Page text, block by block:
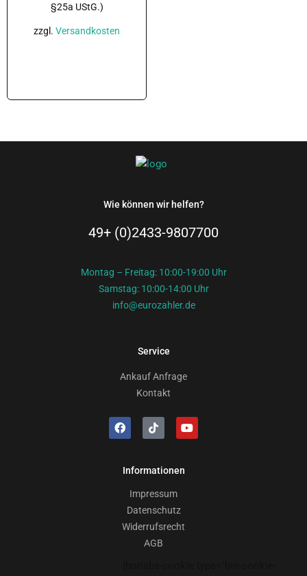
§25a UStG.)
zzgl. Versandkosten
Wie können wir helfen?
49+ (0)2433-9807700
Montag – Freitag: 10:00-19:00 Uhr
Samstag: 10:00-14:00 Uhr
info@eurozahler.de
Service
Ankauf Anfrage
Kontakt
Informationen
Impressum
Datenschutz
Widerrufsrecht
AGB